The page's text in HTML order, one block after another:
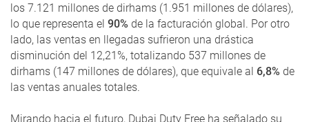
los 7.121 millones de dirhams (1.951 millones de dólares),
lo que representa el 90% de la facturación global. Por otro
lado, las ventas en llegadas sufrieron una drástica
disminución del 12,21%, totalizando 537 millones de
dirhams (147 millones de dólares), que equivale al 6,8% de
las ventas anuales totales.
Mirando hacia el futuro, Dubai Duty Free ha señalado su